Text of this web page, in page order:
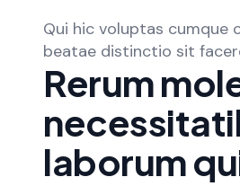
Qui hic voluptas cumque
beatae distinctio sit
Rerum
laborum